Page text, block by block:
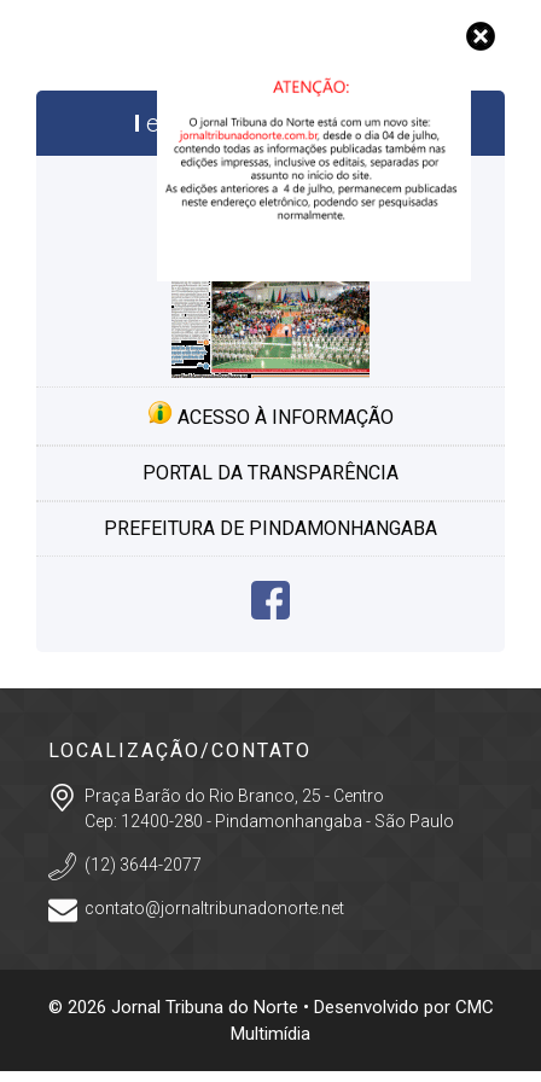
edições anteriores
ACESSO À INFORMAÇÃO
PORTAL DA TRANSPARÊNCIA
PREFEITURA DE PINDAMONHANGABA
LOCALIZAÇÃO/CONTATO
Praça Barão do Rio Branco, 25 - Centro
Cep: 12400-280 - Pindamonhangaba - São Paulo
(12) 3644-2077
contato@jornaltribunadonorte.net
© 2026 Jornal Tribuna do Norte • Desenvolvido por CMC
Multimídia